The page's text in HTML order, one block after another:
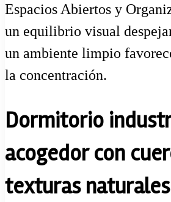
Espacios Abiertos y
un equilibrio visual
un ambiente limpio
la concentración.
Dormitorio
acogedor con
texturas naturales